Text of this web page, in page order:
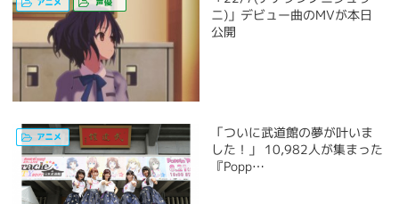
ニ)」デビュー曲のMVが本日
公開
「ついに武道館の夢が叶いま
した！」 10,982人が集まった
『Popp…